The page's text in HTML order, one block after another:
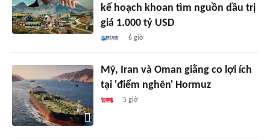
kế hoạch khoan tìm nguồn dầu trị
giá 1.000 tỷ USD
6 giờ
Mỹ, Iran và Oman giằng co lợi ích
tại 'điểm nghẽn' Hormuz
5 giờ